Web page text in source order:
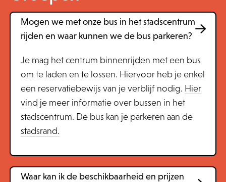
Mogen we met onze bus in het stadscentrum
rijden en waar kunnen we de bus parkeren?
Je mag het centrum binnenrijden met een bus
om te laden en te lossen. Hiervoor heb je enkel
een reservatiebewijs van je verblijf nodig. Hier
vind je meer informatie over bussen in het
stadscentrum. De bus kan je parkeren aan de
stadsrand.
Waar kan ik de beschikbaarheid en prijzen